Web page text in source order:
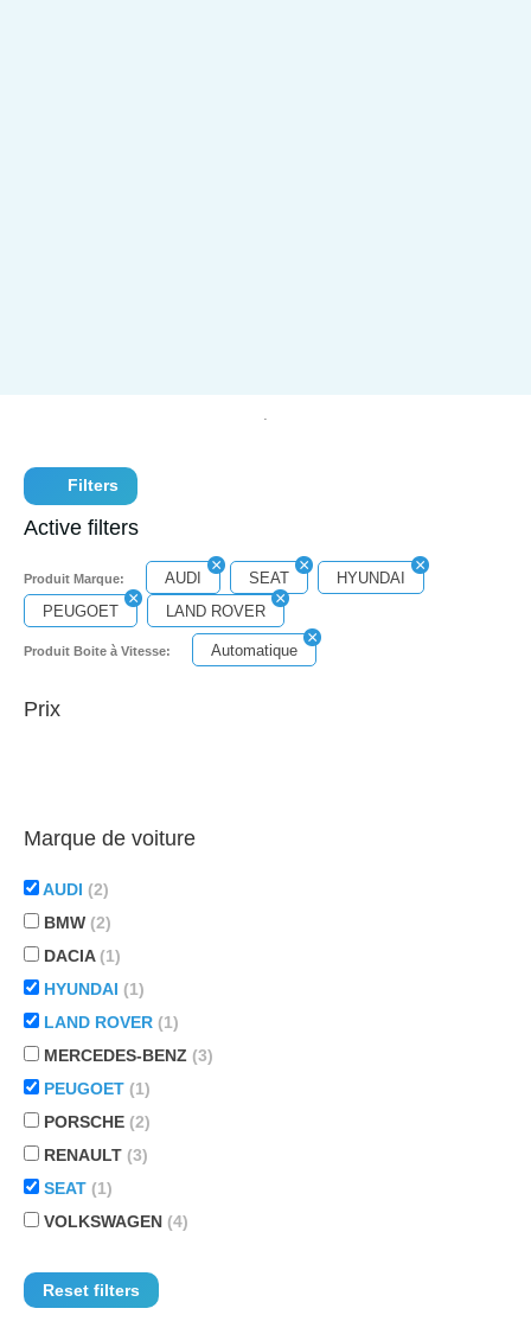
Filters
Active filters
Produit Marque: AUDI SEAT
HYUNDAI
PEUGOET
LAND ROVER
Produit Boite à Vitesse: Automatique
Prix
Marque de voiture
AUDI (2)
BMW (2)
DACIA (1)
HYUNDAI (1)
LAND ROVER (1)
MERCEDES-BENZ (3)
PEUGOET (1)
PORSCHE (2)
RENAULT (3)
SEAT (1)
VOLKSWAGEN (4)
Reset filters